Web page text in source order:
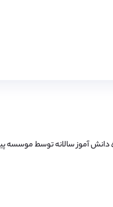
هشت سال از تأسیس موسسه پیوند می گذرد و بین ۳۰ تا ۵۰ دانش آموز سالانه